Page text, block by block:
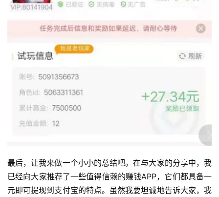
最后，让我来做一个小小的总结吧。在与大家的分享中，我
已经向大家推荐了一些值得信赖的赚钱APP，它们都具备一
元即可提现到支付宝的特点。虽然我要坦诚地告诉大家，我